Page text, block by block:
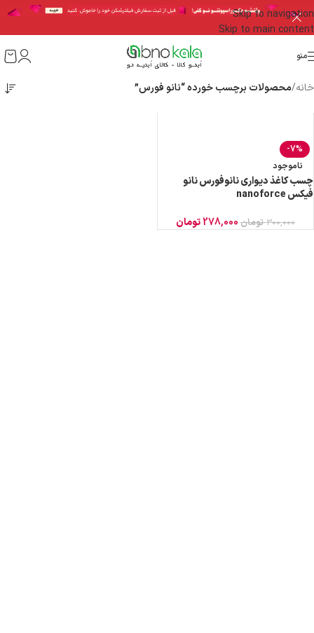
Skip to navigation
Skip to main content
منو
خانه/محصولات برچسب خورده “نانو فورس”
-7%
ناموجود
چسب کاغذ دیواری نانوفورس نانو
فیکس nanoforce
300,000 تومان 278,000تومان